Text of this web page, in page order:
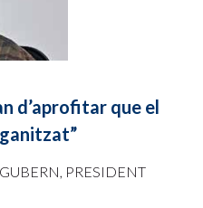
d’aprofitar que el
PRESIDENT